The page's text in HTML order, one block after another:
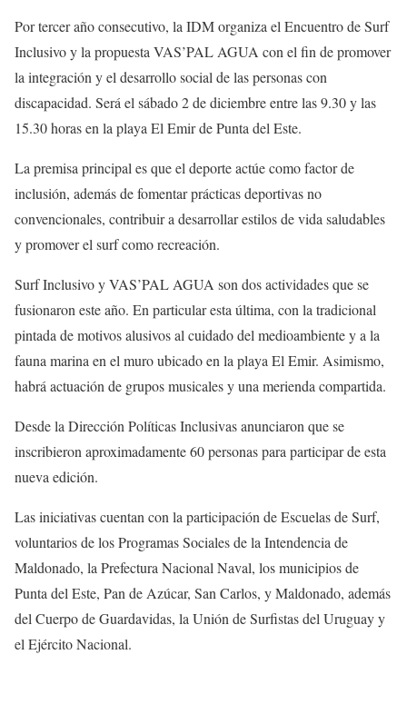
Por tercer año consecutivo, la IDM organiza el Encuentro de Surf
Inclusivo y la propuesta VAS’PAL AGUA con el fin de promover
la integración y el desarrollo social de las personas con
discapacidad. Será el sábado 2 de diciembre entre las 9.30 y las
15.30 horas en la playa El Emir de Punta del Este.
La premisa principal es que el deporte actúe como factor de
inclusión, además de fomentar prácticas deportivas no
convencionales, contribuir a desarrollar estilos de vida saludables
y promover el surf como recreación.
Surf Inclusivo y VAS’PAL AGUA son dos actividades que se
fusionaron este año. En particular esta última, con la tradicional
pintada de motivos alusivos al cuidado del medioambiente y a la
fauna marina en el muro ubicado en la playa El Emir. Asimismo,
habrá actuación de grupos musicales y una merienda compartida.
Desde la Dirección Políticas Inclusivas anunciaron que se
inscribieron aproximadamente 60 personas para participar de esta
nueva edición.
Las iniciativas cuentan con la participación de Escuelas de Surf,
voluntarios de los Programas Sociales de la Intendencia de
Maldonado, la Prefectura Nacional Naval, los municipios de
Punta del Este, Pan de Azúcar, San Carlos, y Maldonado, además
del Cuerpo de Guardavidas, la Unión de Surfistas del Uruguay y
el Ejército Nacional.